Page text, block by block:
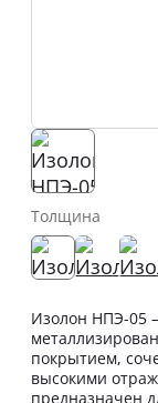
Толщина
Изолон НПЭ-05
покрытием,
высокими
предназначен